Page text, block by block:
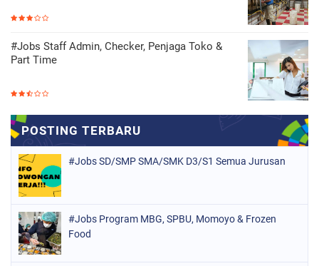
#Jobs Staff Admin, Checker, Penjaga Toko &
Part Time
#Jobs SD/SMP SMA/SMK D3/S1 Semua Jurusan
#Jobs Program MBG, SPBU, Momoyo & Frozen
Food